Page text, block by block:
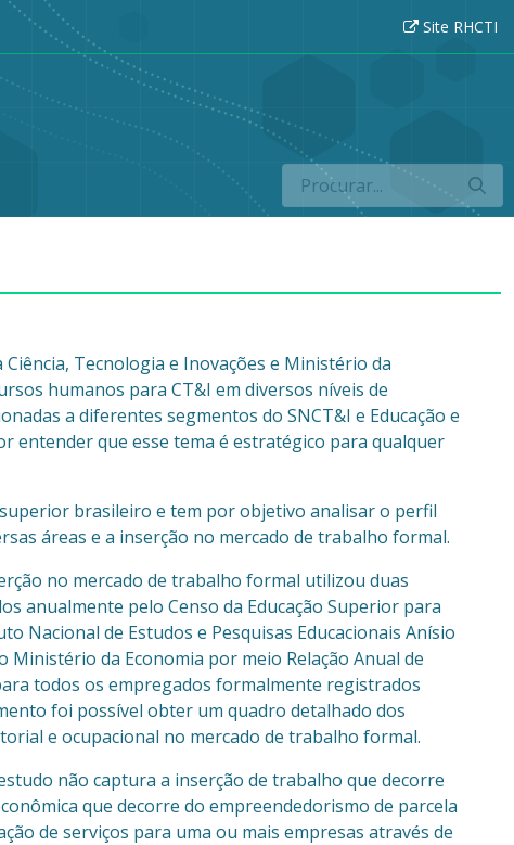
Site RHCTI
Tecnologia e Inovações e Ministério da
humanos para CT&I em diversos níveis de
a diferentes segmentos do SNCT&I e Educação e
entender que esse tema é estratégico para qualquer
brasileiro e tem por objetivo analisar o perfil
áreas e a inserção no mercado de trabalho formal.
no mercado de trabalho formal utilizou duas
anualmente pelo Censo da Educação Superior para
Nacional de Estudos e Pesquisas Educacionais Anísio
Ministério da Economia por meio Relação Anual de
todos os empregados formalmente registrados
foi possível obter um quadro detalhado dos
e ocupacional no mercado de trabalho formal.
não captura a inserção de trabalho que decorre
que decorre do empreendedorismo de parcela
de serviços para uma ou mais empresas através de